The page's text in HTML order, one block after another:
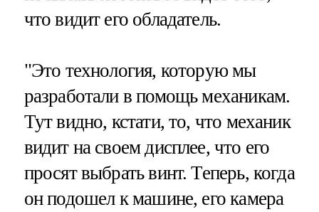
что видит его обладатель.
"Это технология, которую мы
разработали в помощь механикам.
Тут видно, кстати, то, что механик
видит на своем дисплее, что его
просят выбрать винт. Теперь, когда
он подошел к машине, его камера